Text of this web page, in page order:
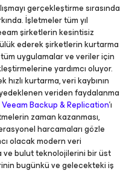
gerçekleştirme sırasında
İşletmeler tüm yıl
şirketlerin kesintisiz
ederek şirketlerin kurtarma
uygulamalar ve veriler için
yardımcı oluyor.
kurtarma, veri kaybının
veriden faydalanma
Veeam Backup & Replication’ı
zaman kazanması,
harcamaları gözle
olacak modern veri
ve bulut teknolojilerini bir üst
bugünkü ve gelecekteki iş